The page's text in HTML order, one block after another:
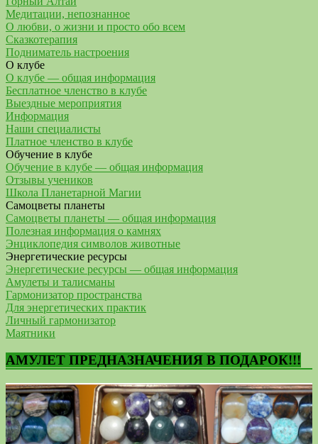
Медитации, непознанное
О любви, о жизни и просто обо всем
Сказкотерапия
Подниматель настроения
О клубе
О клубе — общая информация
Бесплатное членство в клубе
Выездные мероприятия
Информация
Наши специалисты
Платное членство в клубе
Обучение в клубе
Обучение в клубе — общая информация
Отзывы учеников
Школа Планетарной Магии
Самоцветы планеты
Самоцветы планеты — общая информация
Полезная информация о камнях
Энциклопедия символов животные
Энергетические ресурсы
Энергетические ресурсы — общая информация
Амулеты и талисманы
Гармонизатор пространства
Для энергетических практик
Личный гармонизатор
Маятники
АМУЛЕТ ПРЕДНАЗНАЧЕНИЯ В ПОДАРОК!!!